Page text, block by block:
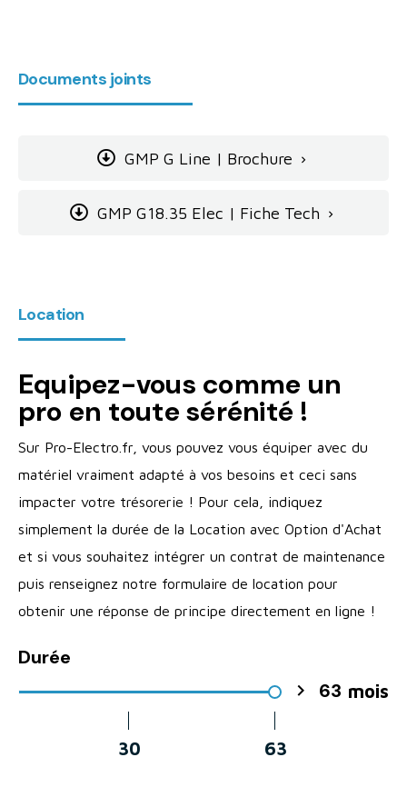
Documents joints
GMP G Line | Brochure 
GMP G18.35 Elec | Fiche Tech 
Location
Equipez-vous comme un
pro en toute sérénité !
Sur Pro-Electro.fr, vous pouvez vous équiper avec du
matériel vraiment adapté à vos besoins et ceci sans
impacter votre trésorerie ! Pour cela, indiquez
simplement la durée de la Location avec Option d'Achat
et si vous souhaitez intégrer un contrat de maintenance
puis renseignez notre formulaire de location pour
obtenir une réponse de principe directement en ligne !
Durée
30 63
 63 mois